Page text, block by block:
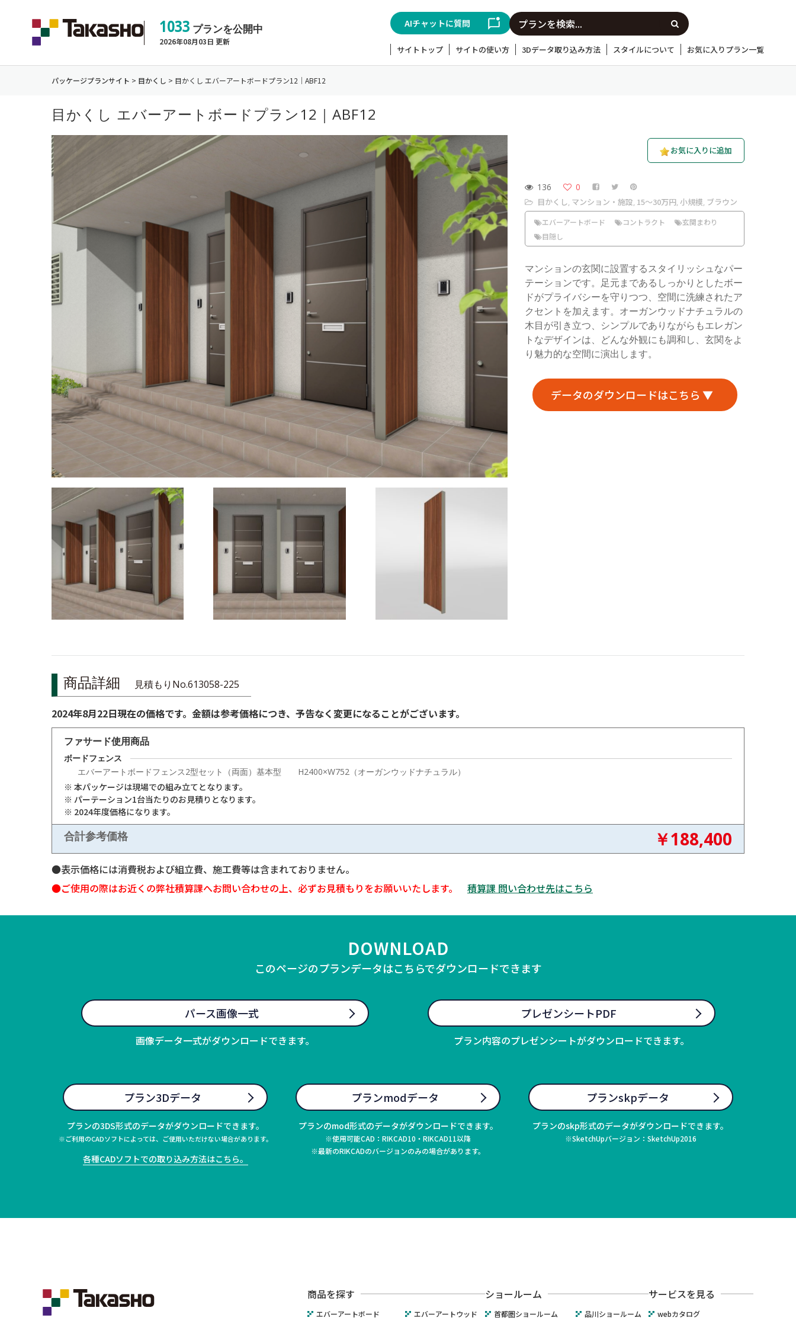
1033 プランを公開中
2026年08月03日 更新
AIチャットに質問
サイトトップ サイトの使い方 3Dデータ取り込み方法 スタイルについて お気に入りプラン一覧
パッケージプランサイト > 目かくし > 目かくし エバーアートボードプラン12｜ABF12
目かくし エバーアートボードプラン12｜ABF12
お気に入りに追加
136
0
目かくし, マンション・施設, 15〜30万円,小規模, ブラウン
エバーアートボード コントラクト
玄関まわり
目隠し
マンションの玄関に設置するスタイリッシュなパー
テーションです。足元まであるしっかりとしたボー
ドがプライバシーを守りつつ、空間に洗練されたア
クセントを加えます。オーガンウッドナチュラルの
木目が引き立つ、シンプルでありながらもエレガン
トなデザインは、どんな外観にも調和し、玄関をよ
り魅力的な空間に演出します。
データのダウンロードはこちら ▼
商品詳細 見積もりNo.613058-225
2024年8月22日現在の価格です。金額は参考価格につき、予告なく変更になることがございます。
ファサード使用商品
ボードフェンス
エバーアートボードフェンス2型セット（両面）基本型 H2400×W752（オーガンウッドナチュラル）
※ 本パッケージは現場での組み立てとなります。
※ パーテーション1台当たりのお見積りとなります。
※ 2024年度価格になります。
合計参考価格 ￥188,400
●表示価格には消費税および組立費、施工費等は含まれておりません。
●ご使用の際はお近くの弊社積算課へお問い合わせの上、必ずお見積もりをお願いいたします。
積算課 問い合わせ先はこちら
DOWNLOAD
このページのプランデータはこちらでダウンロードできます
パース画像一式
画像データ一式がダウンロードできます。
プレゼンシートPDF
プラン内容のプレゼンシートがダウンロードできます。
プラン3Dデータ
プランの3DS形式のデータがダウンロードできます。
※ご利用のCADソフトによっては、ご使用いただけない場合があります。
各種CADソフトでの取り込み方法はこちら。
プランmodデータ
プランのmod形式のデータがダウンロードできます。
※使用可能CAD：RIKCAD10・RIKCAD11以降
※最新のRIKCADのバージョンのみの場合があります。
プランskpデータ
プランのskp形式のデータがダウンロードできます。
※SketchUpバージョン：SketchUp2016
商品を探す
エバーアートボード エバーアートウッド
ショールーム
首都圏ショールーム 品川ショールーム
サービスを見る
webカタログ